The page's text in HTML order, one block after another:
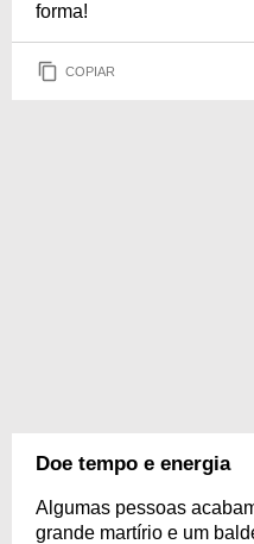
forma!
COPIAR
Doe tempo e energia
Algumas pessoas
grande martírio e um